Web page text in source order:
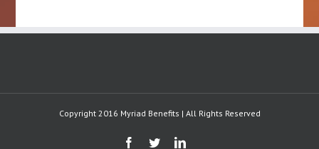
Copyright 2016 Myriad Benefits | All Rights Reserved